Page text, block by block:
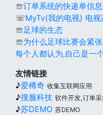
☏订单系统的快递单信
☏MyTv(我的电视) 电
☏足球的生态
☏为什么足球比赛会紧
每个人都认为,自己是一
友情链接
♪爱稀奇 收集互联网应用
♪搜服科技 软件开发,订单
♪苏DEMO 苏DEMO